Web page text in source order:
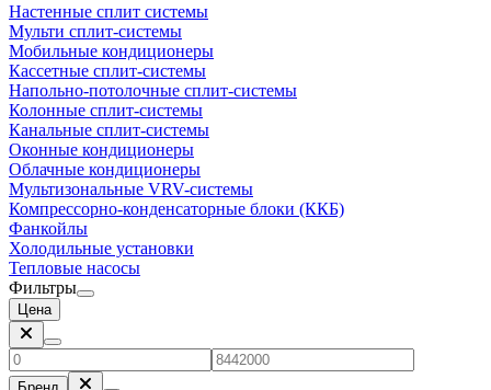
Настенные сплит системы
Мульти сплит-системы
Мобильные кондиционеры
Кассетные сплит-системы
Напольно-потолочные сплит-системы
Колонные сплит-системы
Канальные сплит-системы
Оконные кондиционеры
Облачные кондиционеры
Мультизональные VRV-системы
Компрессорно-конденсаторные блоки (ККБ)
Фанкойлы
Холодильные установки
Тепловые насосы
Фильтры
Цена